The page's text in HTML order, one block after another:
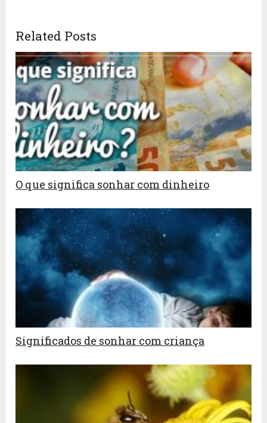
Related Posts
O que significa sonhar com dinheiro
Significados de sonhar com criança